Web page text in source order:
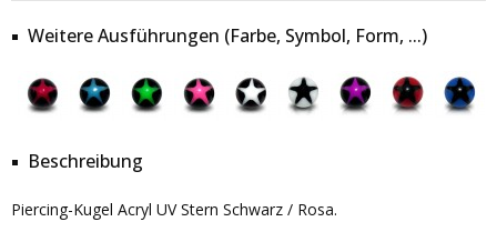
Weitere Ausführungen (Farbe, Symbol, Form, ...)
Beschreibung
Piercing-Kugel Acryl UV Stern Schwarz / Rosa.